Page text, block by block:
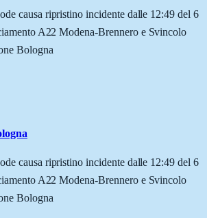
causa ripristino incidente dalle 12:49 del 6
A22 Modena-Brennero e Svincolo
Bologna
causa ripristino incidente dalle 12:49 del 6
A22 Modena-Brennero e Svincolo
Bologna